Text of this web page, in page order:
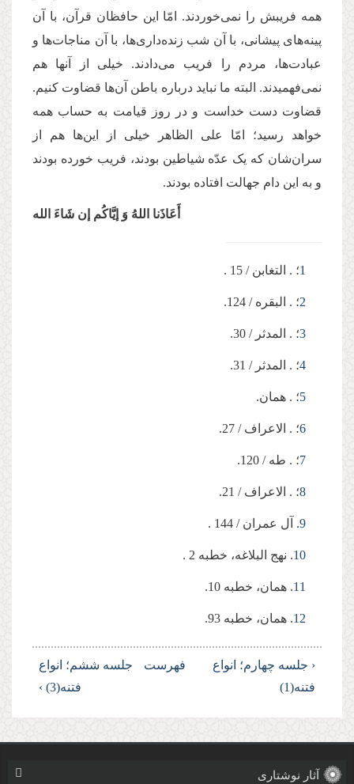
همه فریبش را نمی‌خوردند. امّا این حافظان قرآن، با آن
پینه‌های پیشانی، با آن شب زنده‌داری‌ها، با آن مناجات‌ها و
عبادت‌ها، مردم را فریب می‌دادند. خیلی از آنها هم
نمی‌فهمیدند. البته ما نباید درباره باطن آن‌ها قضاوت کنیم.
قضاوت دست خداست و در روز قیامت به حساب همه
خواهد رسید؛ امّا علی الظاهر خیلی از این‌ها هم از
سران‌شان که یک عدّه شیاطین بودند، فریب خورده بودند
و به این دام جهالت افتاده بودند.
أَعَاذَنا اللهُ وَ إیَّاکُم إن شَاءَ الله
1؛ . التغابن / 15 .
2؛ . البقره / 124.
3؛ . المدثر / 30.
4؛ . المدثر / 31.
5؛ . همان.
6؛ . الاعراف / 27.
7؛ . طه / 120.
8؛ . الاعراف / 21.
9. آل عمران / 144 .
10. نهج البلاغه، خطبه 2 .
11. همان، خطبه 10.
12. همان، خطبه 93.
‹ جلسه چهارم؛ انواع
فتنه(1)
فهرست
جلسه ششم؛ انواع
فتنه(3) ›
آثار نوشتاری